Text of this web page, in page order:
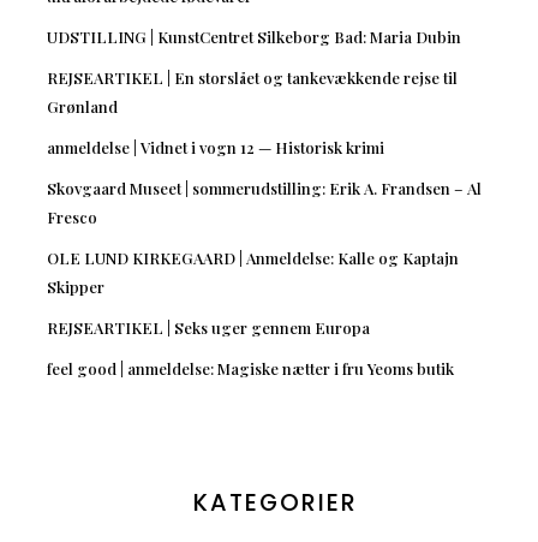
UDSTILLING | KunstCentret Silkeborg Bad: Maria Dubin
REJSEARTIKEL | En storslået og tankevækkende rejse til
Grønland
anmeldelse | Vidnet i vogn 12 — Historisk krimi
Skovgaard Museet | sommerudstilling: Erik A. Frandsen – Al
Fresco
OLE LUND KIRKEGAARD | Anmeldelse: Kalle og Kaptajn
Skipper
REJSEARTIKEL | Seks uger gennem Europa
feel good | anmeldelse: Magiske nætter i fru Yeoms butik
KATEGORIER